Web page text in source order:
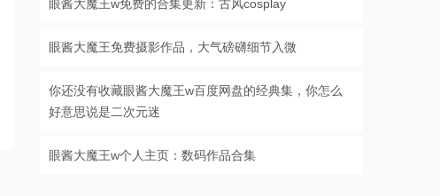
眼酱大魔王w免费的合集更新：古风cosplay
眼酱大魔王免费摄影作品，大气磅礴细节入微
你还没有收藏眼酱大魔王w百度网盘的经典集，你怎么
好意思说是二次元迷
眼酱大魔王w个人主页：数码作品合集